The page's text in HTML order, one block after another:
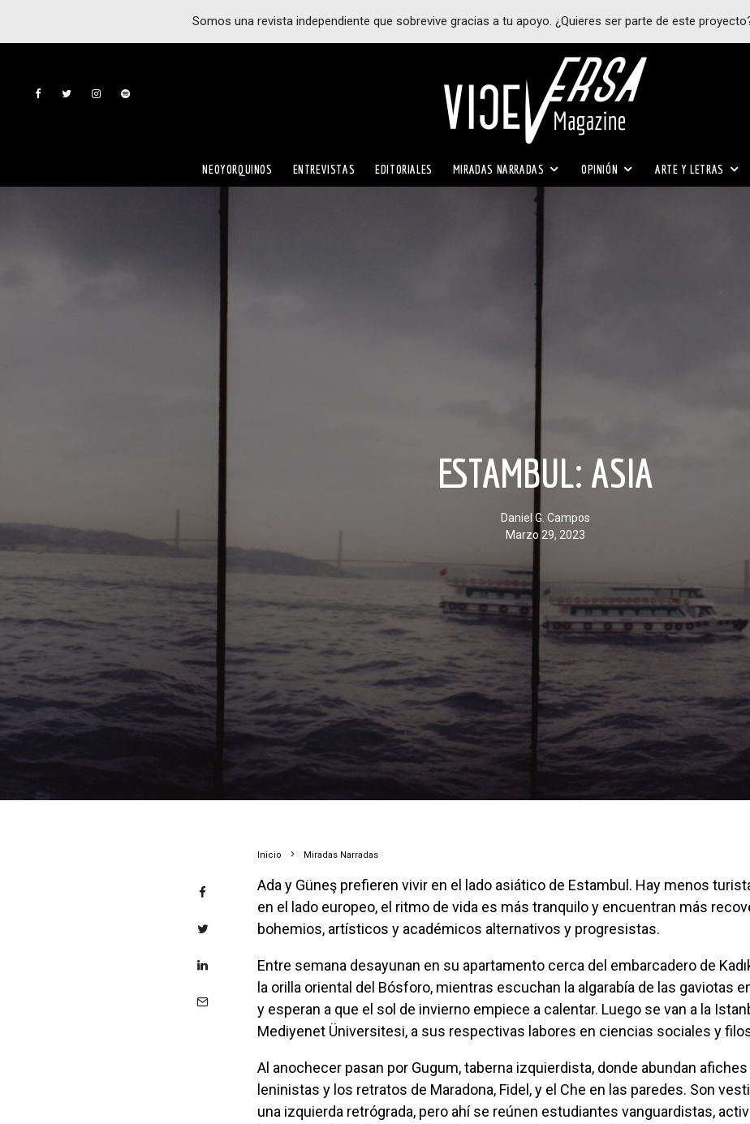
Somos una revista independiente que sobrevive gracias a tu apoyo. ¿Quieres ser parte de este
NEOYORQUINOS ENTREVISTAS EDITORIALES MIRADAS NARRADAS OPINIÓN ARTE Y LETRAS
ESTAMBUL: ASIA
Daniel G. Campos
marzo 29, 2023
Inicio Miradas Narradas
Ada y Güneş prefieren vivir en el lado asiático de Estambul. Hay menos turistas que
en el lado europeo, el ritmo de vida es más tranquilo y encuentran más
bohemios, artísticos y académicos alternativos y progresistas.
Entre semana desayunan en su apartamento cerca del embarcadero de Kadıköy, en
la orilla oriental del Bósforo, mientras escuchan la algarabía de las gaviotas
y esperan a que el sol de invierno empiece a calentar. Luego se van a la
Mediyenet Üniversitesi, a sus respectivas labores en ciencias sociales y
Al anochecer pasan por Gugum, taberna izquierdista, donde abundan afiches
leninistas y los retratos de Maradona, Fidel, y el Che en las paredes. Son
una izquierda retrógrada, pero ahí se reúnen estudiantes vanguardistas,